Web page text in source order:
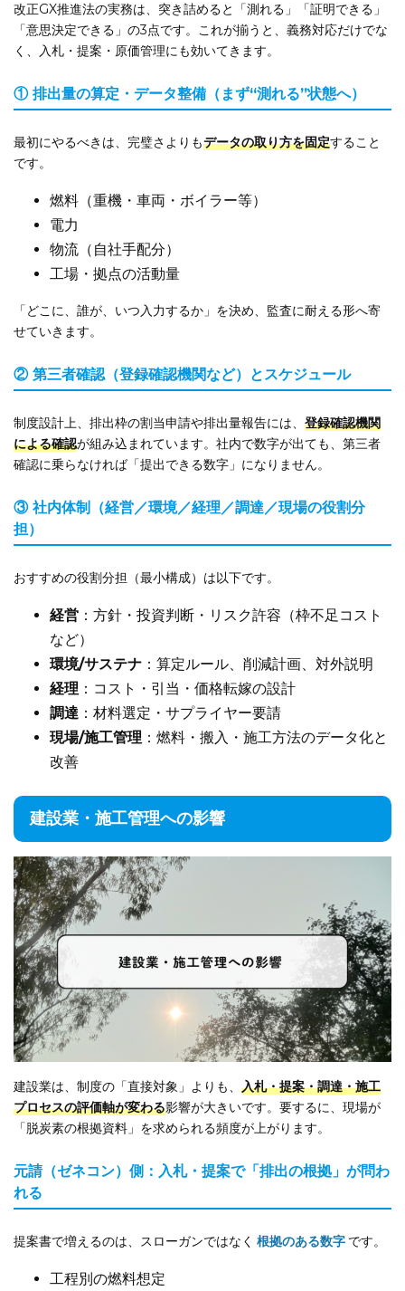
改正GX推進法の実務は、突き詰めると「測れる」「証明できる」
「意思決定できる」の3点です。これが揃うと、義務対応だけでな
く、入札・提案・原価管理にも効いてきます。
① 排出量の算定・データ整備（まず“測れる”状態へ）
最初にやるべきは、完璧さよりもデータの取り方を固定すること
です。
燃料（重機・車両・ボイラー等）
電力
物流（自社手配分）
工場・拠点の活動量
「どこに、誰が、いつ入力するか」を決め、監査に耐える形へ寄
せていきます。
② 第三者確認（登録確認機関など）とスケジュール
制度設計上、排出枠の割当申請や排出量報告には、 登録確認機関
による確認が組み込まれています。社内で数字が出ても、第三者
確認に乗らなければ「提出できる数字」になりません。
③ 社内体制（経営／環境／経理／調達／現場の役割分
担）
おすすめの役割分担（最小構成）は以下です。
経営 ：方針・投資判断・リスク許容（枠不足コスト
など）
環境/サステナ ：算定ルール、削減計画、対外説明
経理 ：コスト・引当・価格転嫁の設計
調達 ：材料選定・サプライヤー要請
現場/施工管理 ：燃料・搬入・施工方法のデータ化と
改善
建設業・施工管理への影響
建設業は、制度の「直接対象」よりも、 入札・提案・調達・施工
プロセスの評価軸が変わる影響が大きいです。要するに、現場が
「脱炭素の根拠資料」を求められる頻度が上がります。
元請（ゼネコン）側：入札・提案で「排出の根拠」が問わ
れる
提案書で増えるのは、スローガンではなく 根拠のある数字 です。
工程別の燃料想定